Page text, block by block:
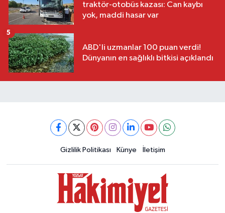
traktör-otobüs kazası: Can kaybı
yok, maddi hasar var
ABD'li uzmanlar 100 puan verdi!
Dünyanın en sağlıklı bitkisi açıklandı
5
Gizlilik Politikası Künye İletişim